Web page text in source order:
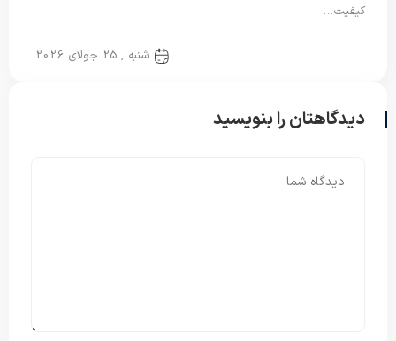
کیفیت…
شنبه , 25 جولای 2026
دیدگاهتان را بنویسید